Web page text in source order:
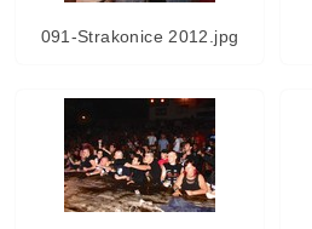
091-Strakonice 2012.jpg